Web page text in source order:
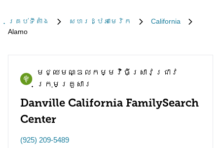
គ្រប់​ទីតាំង សហរដ្ឋអាមេរិក
California
Alamo
មជ្ឈមណ្ឌល​កម្មវិធី​ស្រាវជ្រាវ​
ក្រុមគ្រួសារ
Danville California FamilySearch
Center
(925) 209-5489